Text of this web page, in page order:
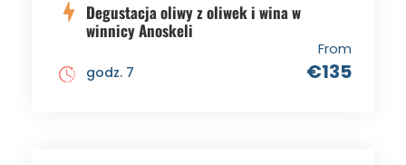
Degustacja oliwy z oliwek i wina w
winnicy Anoskeli
From
€135
godz. 7